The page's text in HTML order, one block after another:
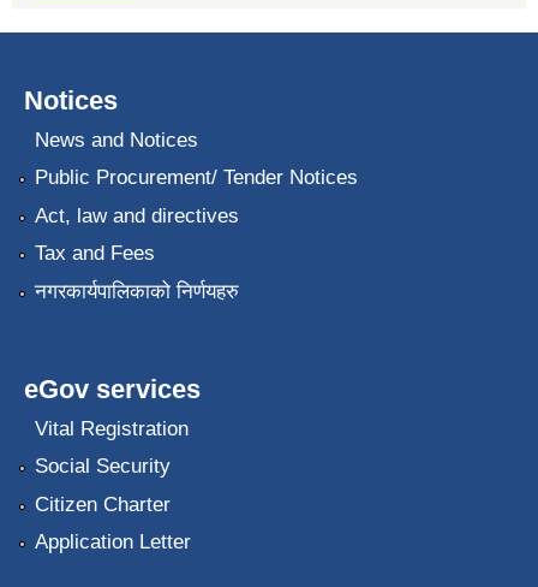
Notices
News and Notices
Public Procurement/ Tender Notices
Act, law and directives
Tax and Fees
नगरकार्यपालिकाको निर्णयहरु
eGov services
Vital Registration
Social Security
Citizen Charter
Application Letter